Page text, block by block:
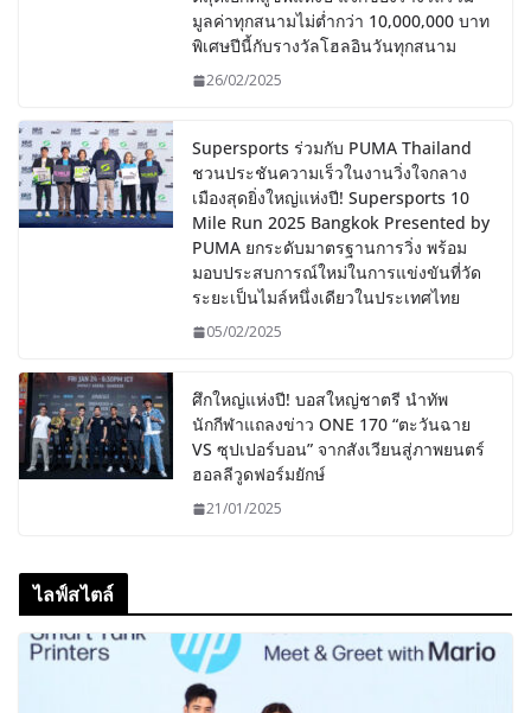
มูลค่าทุกสนามไม่ต่ำกว่า 10,000,000 บาท
พิเศษปีนี้กับรางวัลโฮลอินวันทุกสนาม
26/02/2025
Supersports ร่วมกับ PUMA Thailand
ชวนประชันความเร็วในงานวิ่งใจกลาง
เมืองสุดยิ่งใหญ่แห่งปี! Supersports 10
Mile Run 2025 Bangkok Presented by
PUMA ยกระดับมาตรฐานการวิ่ง พร้อม
มอบประสบการณ์ใหม่ในการแข่งขันที่วัด
ระยะเป็นไมล์หนึ่งเดียวในประเทศไทย
05/02/2025
ศึกใหญ่แห่งปี! บอสใหญ่ชาตรี นำทัพ
นักกีฬาแถลงข่าว ONE 170 “ตะวันฉาย
VS ซุปเปอร์บอน” จากสังเวียนสู่ภาพยนตร์
ฮอลลีวูดฟอร์มยักษ์
21/01/2025
ไลฟ์สไตล์